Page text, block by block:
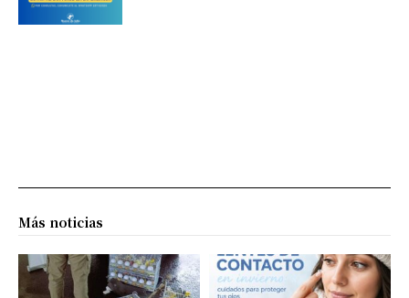
Más noticias